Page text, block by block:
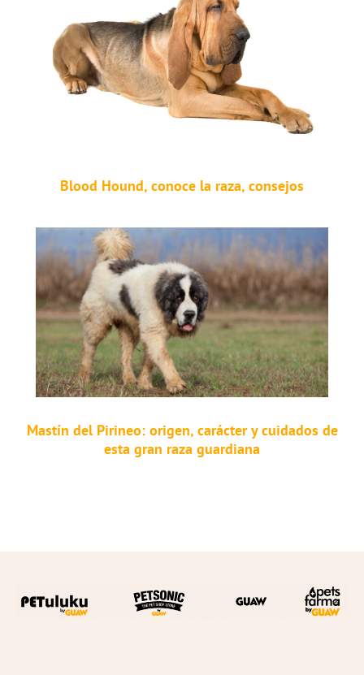
Blood Hound, conoce la raza, consejos
Mastín del Pirineo: origen, carácter y cuidados de
esta gran raza guardiana